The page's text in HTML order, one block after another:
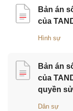
Bản án
của
Hình sự
Bản án
của
quyền
Dân sự